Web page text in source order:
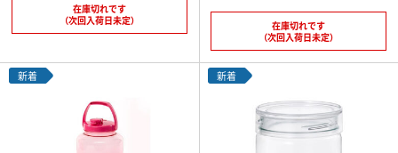
在庫切れです
（次回入荷日未定）
在庫切れです
（次回入荷日未定）
新着 新着